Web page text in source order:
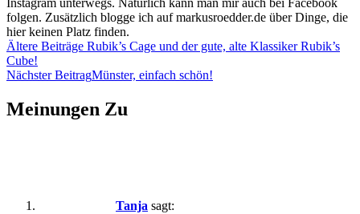
folgen. Zusätzlich blogge ich auf markusroedder.de über Dinge, die
hier keinen Platz finden.
Beitragsnavigation
Ältere Beiträge Rubik’s Cage und der gute, alte Klassiker Rubik’s
Cube!
Nächster BeitragMünster, einfach schön!
Meinungen Zu
Tanja sagt: